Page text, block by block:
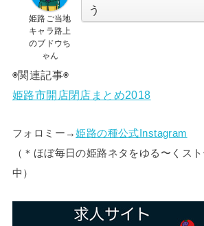
姫路ご当地
キャラ路上
のブドウち
ゃん
う
◉関連記事◉
姫路市開店閉店まとめ2018
フォロミー→姫路の種公式Instagram
（＊ ほぼ毎日の姫路ネタをゆる〜くス
中）